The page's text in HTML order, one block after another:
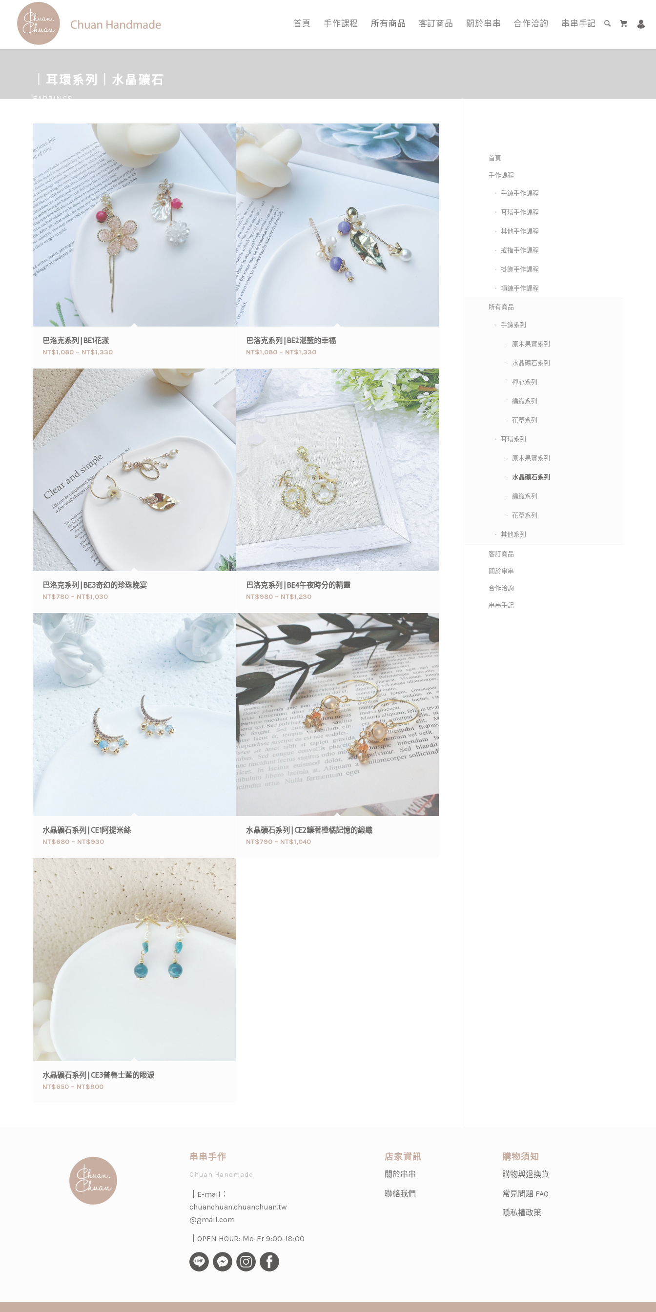
首頁 手作課程 所有商品 客訂商品 關於串串 合作洽詢 串串手記
｜耳環系列｜水晶礦石
EARRINGS
巴洛克系列 | BE1花漾
NT$1,080 – NT$1,330
巴洛克系列 | BE2湛藍的幸福
NT$1,080– NT$1,330
巴洛克系列 | BE3奇幻的珍珠晚宴
NT$780 – NT$1,030
巴洛克系列 | BE4午夜時分的精靈
NT$980– NT$1,230
水晶礦石系列 | CE1阿提米絲
NT$680 – NT$930
水晶礦石系列 | CE2鑲著橙橘記憶的緞織
NT$790– NT$1,040
水晶礦石系列 | CE3普魯士藍的眼淚
NT$650 – NT$900
首頁
手作課程
手鍊手作課程
耳環手作課程
其他手作課程
戒指手作課程
掛飾手作課程
項鍊手作課程
所有商品
手鍊系列
原木果實系列
水晶礦石系列
禪心系列
編織系列
花草系列
耳環系列
原木果實系列
水晶礦石系列
編織系列
花草系列
其他系列
客訂商品
關於串串
合作洽詢
串串手記
串串手作
Chuan Handmade
┃E-mail：
chuanchuan.chuanchuan.tw
@gmail.com
┃OPEN HOUR: Mo-Fr 9:00-18:00
店家資訊
關於串串
聯絡我們
購物須知
購物與退換貨
常見問題 FAQ
隱私權政策